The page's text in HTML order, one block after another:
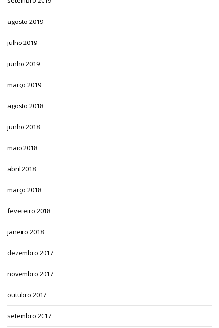
agosto 2019
julho 2019
junho 2019
março 2019
agosto 2018
junho 2018
maio 2018
abril 2018
março 2018
fevereiro 2018
janeiro 2018
dezembro 2017
novembro 2017
outubro 2017
setembro 2017